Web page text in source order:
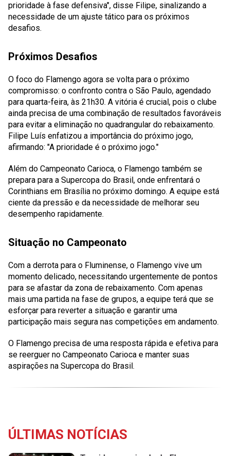
prioridade à fase defensiva", disse Filipe, sinalizando a
necessidade de um ajuste tático para os próximos
desafios.
Próximos Desafios
O foco do Flamengo agora se volta para o próximo
compromisso: o confronto contra o São Paulo, agendado
para quarta-feira, às 21h30. A vitória é crucial, pois o clube
ainda precisa de uma combinação de resultados favoráveis
para evitar a eliminação no quadrangular do rebaixamento.
Filipe Luís enfatizou a importância do próximo jogo,
afirmando: "A prioridade é o próximo jogo."
Além do Campeonato Carioca, o Flamengo também se
prepara para a Supercopa do Brasil, onde enfrentará o
Corinthians em Brasília no próximo domingo. A equipe está
ciente da pressão e da necessidade de melhorar seu
desempenho rapidamente.
Situação no Campeonato
Com a derrota para o Fluminense, o Flamengo vive um
momento delicado, necessitando urgentemente de pontos
para se afastar da zona de rebaixamento. Com apenas
mais uma partida na fase de grupos, a equipe terá que se
esforçar para reverter a situação e garantir uma
participação mais segura nas competições em andamento.
O Flamengo precisa de uma resposta rápida e efetiva para
se reerguer no Campeonato Carioca e manter suas
aspirações na Supercopa do Brasil.
ÚLTIMAS NOTÍCIAS